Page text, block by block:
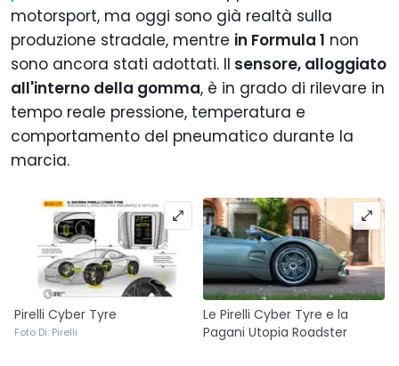
motorsport, ma oggi sono già realtà sulla
produzione stradale, mentre in Formula 1 non
sono ancora stati adottati. Il sensore, alloggiato
all'interno della gomma, è in grado di rilevare in
tempo reale pressione, temperatura e
comportamento del pneumatico durante la
marcia.
Pirelli Cyber Tyre
Foto Di: Pirelli
Le Pirelli Cyber Tyre e la
Pagani Utopia Roadster